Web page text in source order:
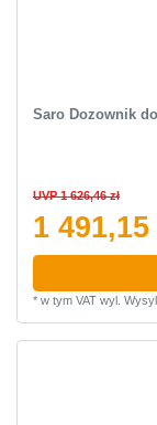
Saro Dozownik
UVP 1 626,46 zł
1 491,15
* w tym VATwyl.